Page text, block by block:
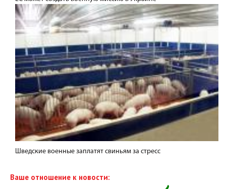
Шведские военные заплатят свиньям за стресс
Ваше отношение к новости: